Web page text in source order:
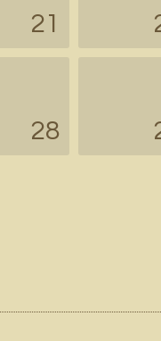
21
28